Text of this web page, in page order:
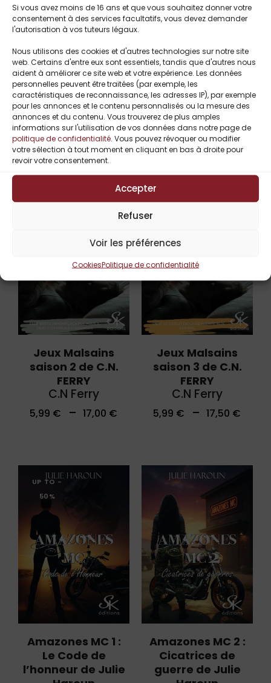
Si vous avez moins de 16 ans et que vous souhaitez donner votre
consentement à des services facultatifs, vous devez demander
l'autorisation à vos tuteurs légaux.
Nous utilisons des cookies et d'autres technologies sur notre site
web. Certains d'entre eux sont essentiels, tandis que d'autres nous
aident à améliorer ce site web et votre expérience. Les données
personnelles peuvent être traitées (par exemple, les
caractéristiques de reconnaissance, les adresses IP), par exemple
pour les annonces et le contenu personnalisés ou la mesure des
annonces et du contenu. Vous trouverez de plus amples
informations sur l'utilisation de vos données dans notre page de
politique de confidentialité . Vous pouvez révoquer ou modifier
votre sélection à tout moment en cliquant en bas à droite pour
revoir votre consentement.
Accepter
Refuser
Voir les préférences
CookiesPolitique de confidentialité
Sons of Hell
l’intégrale de Eva
D.
Eva D.
14,99€
Jeux Malsains
saison 1 de C.N.
FERRY
C.N Ferry
5,99€ – 17,00€
Jeux Malsains
saison 2 de C.N.
FERRY
C.N Ferry
5,99 € – 17,00 €
Jeux Malsains
saison 3 de C.N.
FERRY
C.N Ferry
5,99 € – 17,50 €
UP TO-
50%
Amazones MC 1 :
Le Code de
l’honneur de Julie
Amazones MC 2 :
Cicatrices de
guerre de Julie